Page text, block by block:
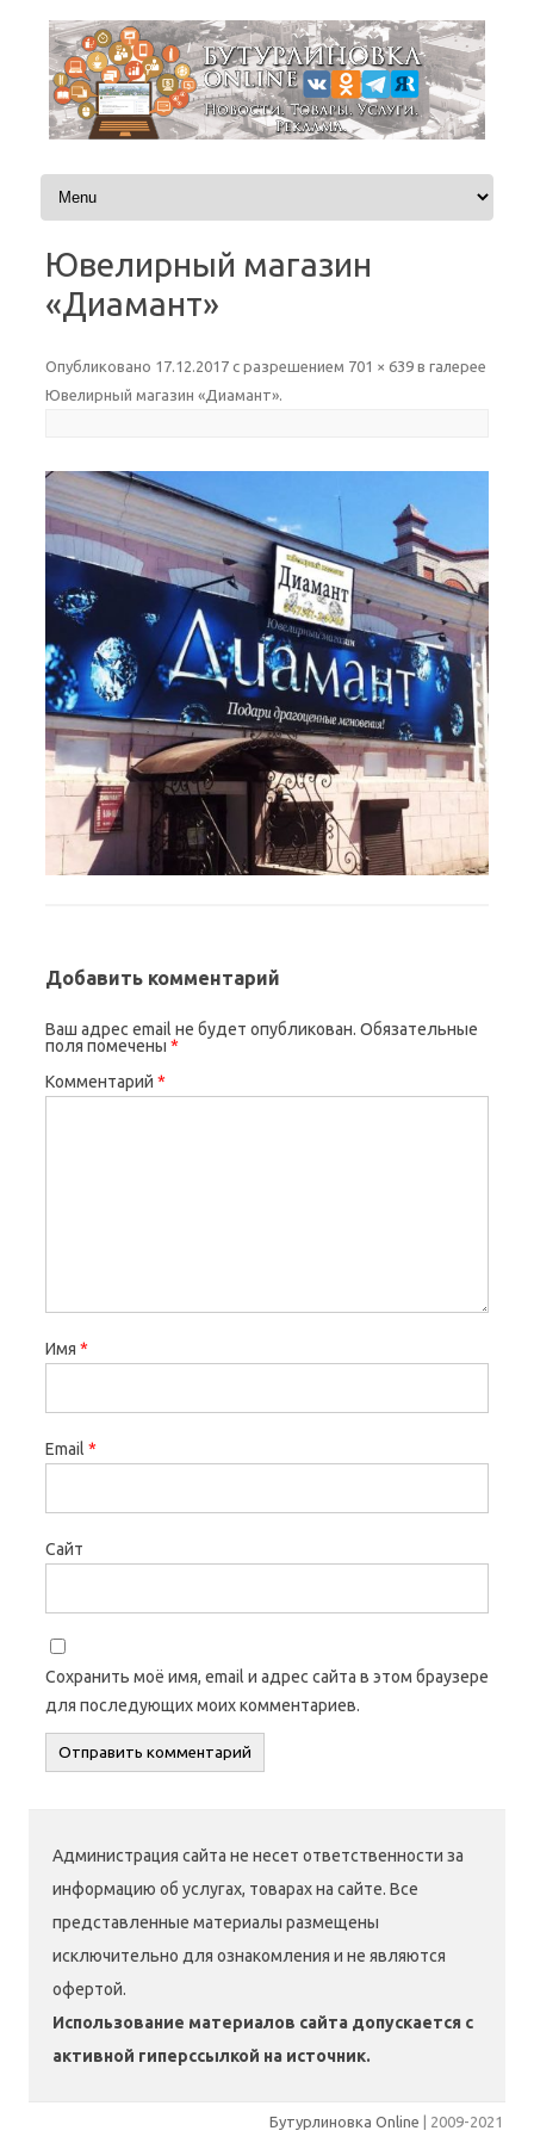
Перейти к содержимому
Ювелирный магазин
«Диамант»
Опубликовано 17.12.2017 с разрешением 701 × 639 в галерее
Ювелирный магазин «Диамант».
Добавить комментарий
Ваш адрес email не будет опубликован. Обязательные
поля помечены *
Комментарий *
Имя *
Email *
Сайт
Сохранить моё имя, email и адрес сайта в этом браузере
для последующих моих комментариев.
Администрация сайта не несет ответственности за
информацию об услугах, товарах на сайте. Все
представленные материалы размещены
исключительно для ознакомления и не являются
офертой.
Использование материалов сайта допускается с
активной гиперссылкой на источник.
Бутурлиновка Online | 2009-2021